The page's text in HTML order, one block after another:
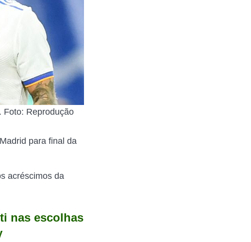
Foto: Reprodução
para final da
acréscimos da
nas escolhas